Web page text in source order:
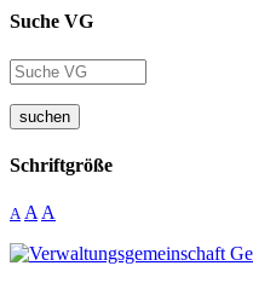
Suche VG
suchen
Schriftgröße
A A A